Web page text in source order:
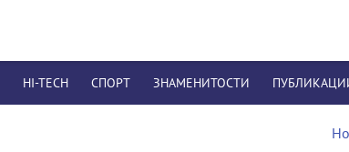
HI-TECH СПОРТ ЗНАМЕНИТОСТИ